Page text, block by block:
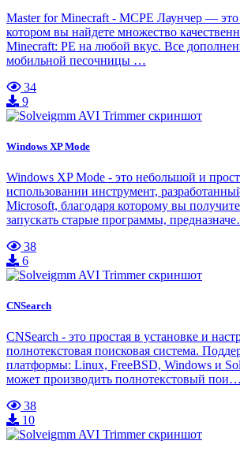
Master for Minecraft - MCPE Лаунчер —
котором вы найдете множество
Minecraft: PE на любой вкус. Все
мобильной песочницы …
34
9
Windows XP Mode
Windows XP Mode - это небольшой и
использовании инструмент,
Microsoft, благодаря которому вы
запускать старые программы,
38
6
CNSearch
CNSearch - это простая в установке и
полнотекстовая поисковая система.
платформы: Linux, FreeBSD, Windows и
может производить полнотекстовый пои…
38
10